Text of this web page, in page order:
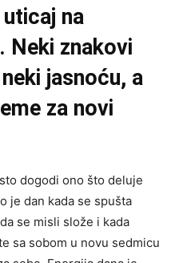
na
Neki znakovi
jasnoću, a
za novi
dogodi ono što deluje
je dan kada se spušta
se misli slože i kada
sa sobom u novu sedmicu